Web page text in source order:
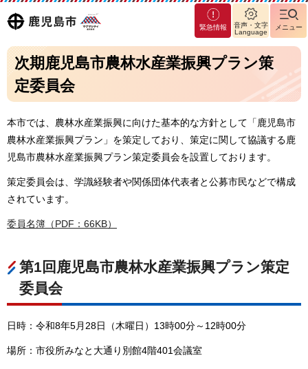
鹿児島
市
マグ
マシ
ティ
鹿児
緊急情報
音声・文字
Language
メニュー
次期鹿児島市農林水産業振興プラン策
定委員会
本市では、農林水産業振興に向けた基本的な方針として「鹿児島市
農林水産業振興プラン」を策定しており、策定に関して協議する鹿
児島市農林水産業振興プラン策定委員会を設置しております。
策定委員会は、学識経験者や関係団体代表者と公募市民などで構成
されています。
委員名簿（PDF：66KB）
第1回鹿児島市農林水産業振興プラン策定
委員会
日時：令和8年5月28日（木曜日）13時00分～12時00分
場所：市役所みなと大通り別館4階401会議室